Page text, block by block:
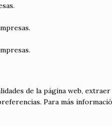
de la página web,
Para más